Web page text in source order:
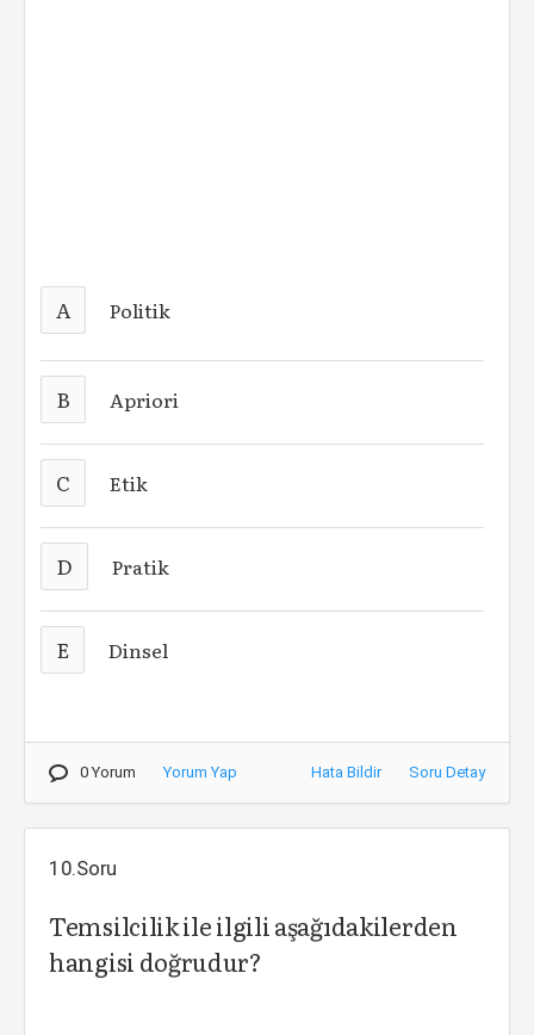
A Politik
B Apriori
C Etik
D Pratik
E Dinsel
0 Yorum Yorum Yap Hata Bildir Soru Detay
10.Soru
Temsilcilik ile ilgili aşağıdakilerden
hangisi doğrudur?